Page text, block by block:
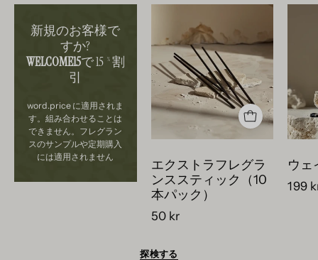
新規のお客様で
すか?
WELCOME15で 15 %割
引
word.price に適用されま
す。組み合わせることは
できません。フレグラン
スのサンプルや定期購入
には適用されません
doftstickor
ligger
vackert
på
bitar
av
krossad
エクストラフレグラ
ンススティック（10
本パック）
50 kr
ウェ
199
探検する